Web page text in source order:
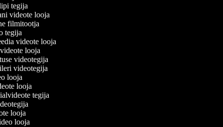
tegija
videote looja
filmitootja
tegija
videote looja
looja
videotegija
videotegija
looja
looja
tegija
looja
looja